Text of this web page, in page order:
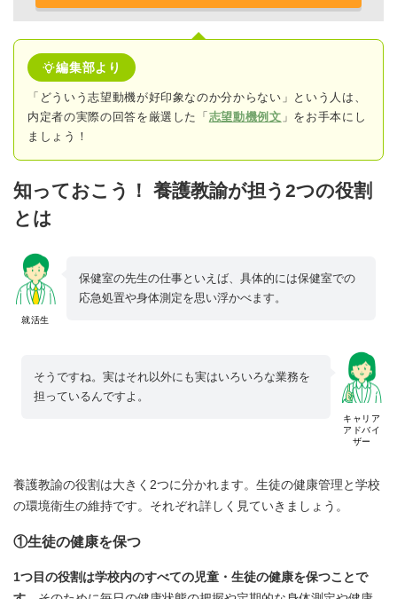
編集部より
「どういう志望動機が好印象なのか分からない」という人は、
内定者の実際の回答を厳選した「 志望動機例文 」をお手本にし
ましょう！
知っておこう！ 養護教諭が担う2つの役割
とは
就活生
保健室の先生の仕事といえば、具体的には保健室での
応急処置や身体測定を思い浮かべます。
キャリア
アドバイ
ザー
そうですね。実はそれ以外にも実はいろいろな業務を
担っているんですよ。
養護教諭の役割は大きく2つに分かれます。生徒の健康管理と学校
の環境衛生の維持です。それぞれ詳しく見ていきましょう。
①生徒の健康を保つ
1つ目の役割は学校内のすべての児童・生徒の健康を保つことで